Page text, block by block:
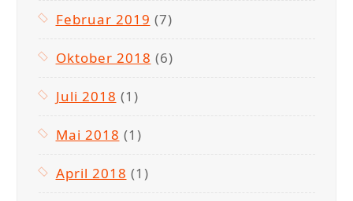
Februar 2019 (7)
Oktober 2018 (6)
Juli 2018 (1)
Mai 2018 (1)
April 2018 (1)